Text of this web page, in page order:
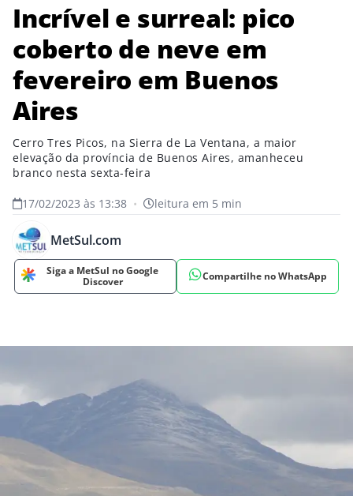
Incrível e surreal: pico
coberto de neve em
fevereiro em Buenos
Aires
Cerro Tres Picos, na Sierra de La Ventana, a maior
elevação da província de Buenos Aires, amanheceu
branco nesta sexta-feira
17/02/2023 às 13:38 • leitura em 5 min
MetSul.com
Siga a MetSul no Google
Discover
Compartilhe no WhatsApp